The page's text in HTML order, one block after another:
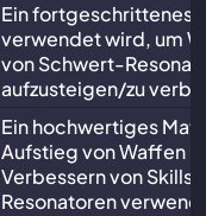
Ein fortgeschrittenes
verwendet wird, um
von Schwert-
aufzusteigen/zu
Ein hochwertiges
Aufstieg von Waffen
Verbessern von Skills
Resonatoren